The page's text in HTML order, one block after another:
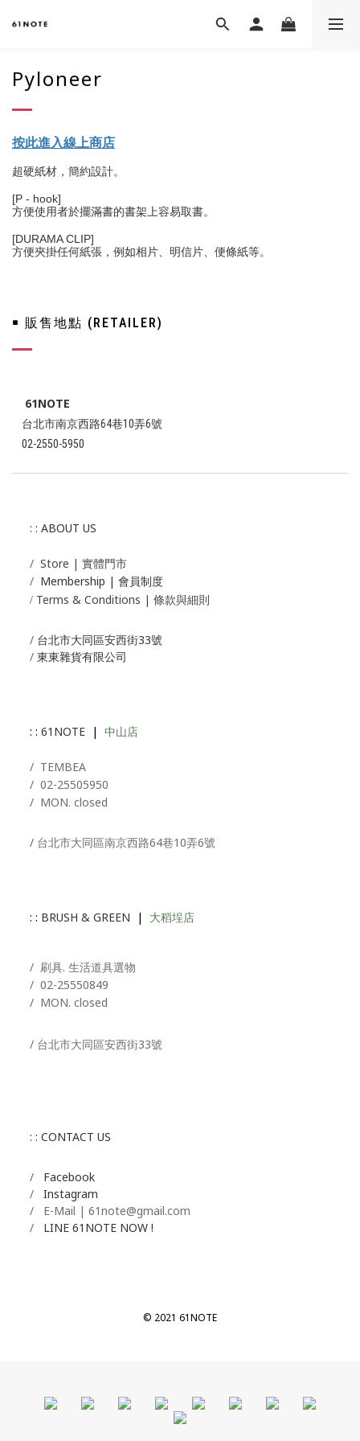
Pyloneer
按此進入線上商店
超硬紙材，簡約設計。
[P - hook]
方便使用者於擺滿書的書架上容易取書。
[DURAMA CLIP]
方便夾掛任何紙張，例如相片、明信片、便條紙等。
￭ 販售地點 (RETAILER)
61NOTE
台北市南京西路64巷10弄6號
02-2550-5950
: : ABOUT US
/ Store | 實體門市
/ Membership | 會員制度
/ Terms & Conditions | 條款與細則
/ 台北市大同區安西街33號
/ 東東雜貨有限公司
: : 61NOTE | 中山店
/ TEMBEA
/ 02-25505950
/ MON. closed
/ 台北市大同區南京西路64巷10弄6號
: : BRUSH & GREEN | 大稻埕店
/ 刷具. 生活道具選物
/ 02-25550849
/ MON. closed
/ 台北市大同區安西街33號
: : CONTACT US
/ Facebook
/ Instagram
/ E-Mail | 61note@gmail.com
/ LINE 61NOTE NOW !
© 2021 61NOTE